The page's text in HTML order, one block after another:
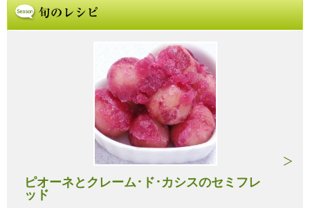
ピオーネとクレーム･ド･カシスのセミフレ
ッド